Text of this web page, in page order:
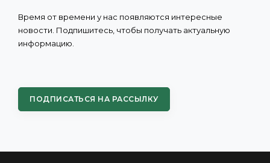
Время от времени у нас появляются интересные
новости. Подпишитесь, чтобы получать актуальную
информацию.
ПОДПИСАТЬСЯ НА РАССЫЛКУ